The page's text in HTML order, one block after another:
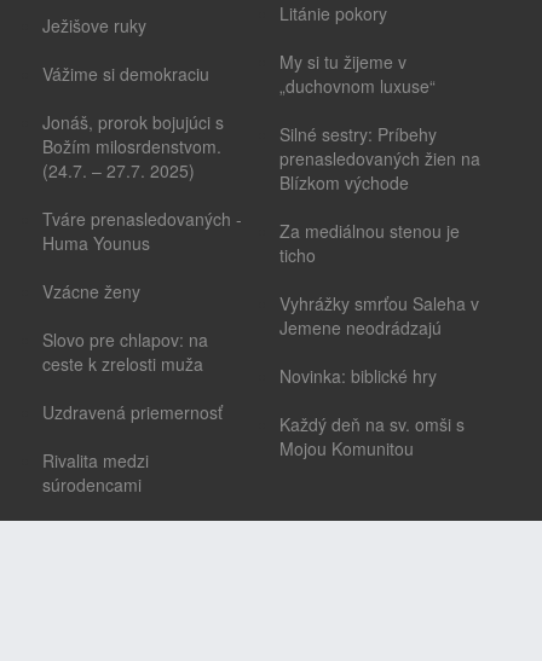
Ježišove ruky
Vážime si demokraciu
Jonáš, prorok bojujúci s
Božím milosrdenstvom.
(24.7. – 27.7. 2025)
Tváre prenasledovaných -
Huma Younus
Vzácne ženy
Slovo pre chlapov: na
ceste k zrelosti muža
Uzdravená priemernosť
Rivalita medzi
súrodencami
Litánie pokory
My si tu žijeme v
„duchovnom luxuse“
Silné sestry: Príbehy
prenasledovaných žien na
Blízkom východe
Za mediálnou stenou je
ticho
Vyhrážky smrťou Saleha v
Jemene neodrádzajú
Novinka: biblické hry
Každý deň na sv. omši s
Mojou Komunitou